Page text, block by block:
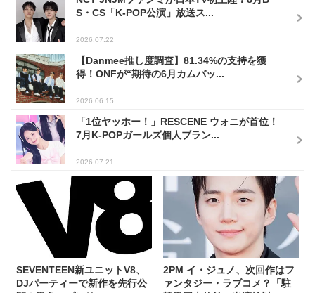
S・CS「K-POP公演」放送ス...
2026.07.22
【Danmee推し度調査】81.34%の支持を獲
得！ONFが“期待の6月カムバッ...
2026.06.15
「1位ヤッホー！」RESCENE ウォニが首位！
7月K-POPガールズ個人ブラン...
2026.07.21
SEVENTEEN新ユニットV8、
DJパーティーで新作を先行公
2PM イ・ジュノ、次回作はフ
ァンタジー・ラブコメ？「駐